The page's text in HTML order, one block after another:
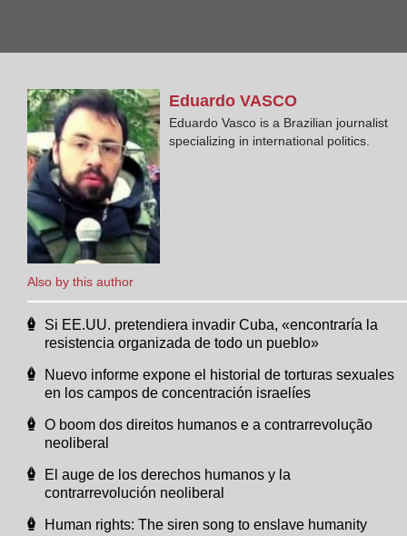
Also by this author
EduardoVASCO
Eduardo Vasco is a Brazilian journalist
specializing in international politics.
Si EE.UU. pretendiera invadir Cuba, «encontraría la
resistencia organizada de todo un pueblo»
Nuevo informe expone el historial de torturas sexuales
en los campos de concentración israelíes
O boom dos direitos humanos e a contrarrevolução
neoliberal
El auge de los derechos humanos y la
contrarrevolución neoliberal
Human rights: The siren song to enslave humanity